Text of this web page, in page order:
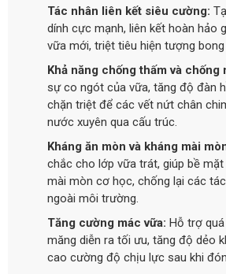
Tác nhân liên kết siêu cường:
dính cực mạnh, liên kết hoàn hảo
vữa mới, triệt tiêu hiện tượng bong
Khả năng chống thấm và chống
sự co ngót của vữa, tăng độ đàn
chặn triệt để các vết nứt chân
nước xuyên qua cấu trúc.
Kháng ăn mòn và kháng mài
chắc cho lớp vữa trát, giúp bề
mài mòn cơ học, chống lại các
ngoài môi trường.
Tăng cường mác vữa: Hỗ trợ
măng diễn ra tối ưu, tăng độ dẻo
cao cường độ chịu lực sau khi